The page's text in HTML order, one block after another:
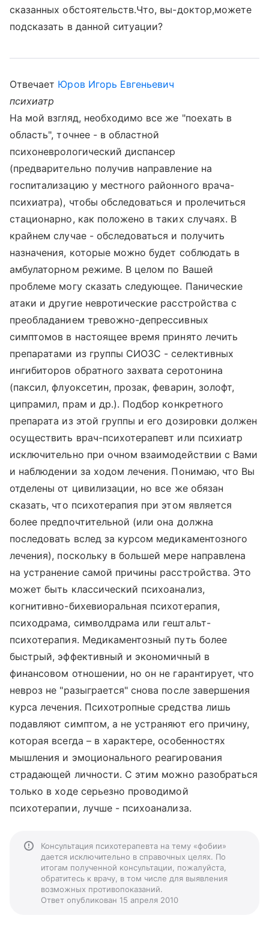
сказанных обстоятельств.Что, вы-доктор,можете
подсказать в данной ситуации?
Отвечает Юров Игорь Евгеньевич
психиатр
На мой взгляд, необходимо все же "поехать в
область", точнее - в областной
психоневрологический диспансер
(предварительно получив направление на
госпитализацию у местного районного врача-
психиатра), чтобы обследоваться и пролечиться
стационарно, как положено в таких случаях. В
крайнем случае - обследоваться и получить
назначения, которые можно будет соблюдать в
амбулаторном режиме. В целом по Вашей
проблеме могу сказать следующее. Панические
атаки и другие невротические расстройства с
преобладанием тревожно-депрессивных
симптомов в настоящее время принято лечить
препаратами из группы СИОЗС - селективных
ингибиторов обратного захвата серотонина
(паксил, флуоксетин, прозак, феварин, золофт,
ципрамил, прам и др.). Подбор конкретного
препарата из этой группы и его дозировки должен
осуществить врач-психотерапевт или психиатр
исключительно при очном взаимодействии с Вами
и наблюдении за ходом лечения. Понимаю, что Вы
отделены от цивилизации, но все же обязан
сказать, что психотерапия при этом является
более предпочтительной (или она должна
последовать вслед за курсом медикаментозного
лечения), поскольку в большей мере направлена
на устранение самой причины расстройства. Это
может быть классический психоанализ,
когнитивно-бихевиоральная психотерапия,
психодрама, символдрама или гештальт-
психотерапия. Медикаментозный путь более
быстрый, эффективный и экономичный в
финансовом отношении, но он не гарантирует, что
невроз не "разыграется" снова после завершения
курса лечения. Психотропные средства лишь
подавляют симптом, а не устраняют его причину,
которая всегда – в характере, особенностях
мышления и эмоционального реагирования
страдающей личности. С этим можно разобраться
только в ходе серьезно проводимой
психотерапии, лучше - психоанализа.
Консультация психотерапевта на тему «фобии»
дается исключительно в справочных целях. По
итогам полученной консультации, пожалуйста,
обратитесь к врачу, в том числе для выявления
возможных противопоказаний.
Ответ опубликован 15 апреля 2010